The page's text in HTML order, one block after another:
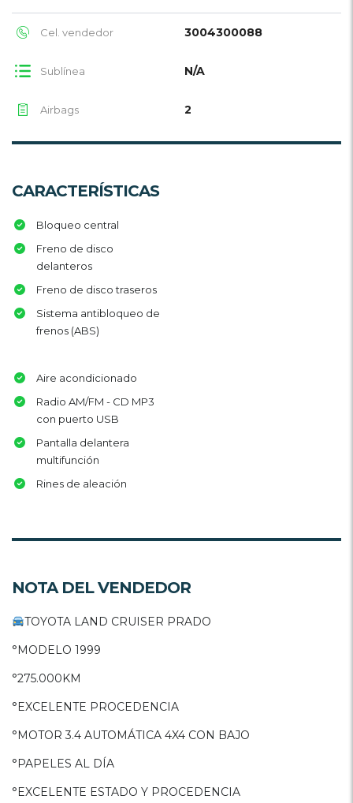
Cel. vendedor 3004300088
Sublínea N/A
Airbags 2
CARACTERÍSTICAS
Bloqueo central
Freno de disco
delanteros
Freno de disco traseros
Sistema antibloqueo de
frenos (ABS)
Aire acondicionado
Radio AM/FM - CD MP3
con puerto USB
Pantalla delantera
multifunción
Rines de aleación
NOTA DEL VENDEDOR
TOYOTA LAND CRUISER PRADO
°MODELO 1999
°275.000KM
°EXCELENTE PROCEDENCIA
°MOTOR 3.4 AUTOMÁTICA 4X4 CON BAJO
°PAPELES AL DÍA
°EXCELENTE ESTADO Y PROCEDENCIA